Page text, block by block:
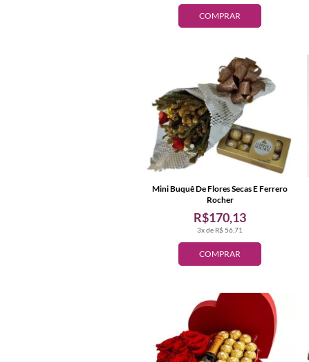
COMPRAR
COMPRAR
3x de R$ 56,71
R$170,13
Mini Buquê De Flores Secas E Ferrero
Rocher